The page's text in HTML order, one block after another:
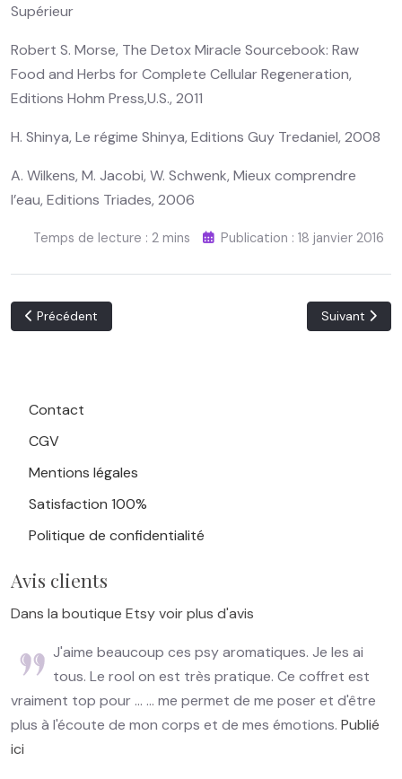
Supérieur
Robert S. Morse, The Detox Miracle Sourcebook: Raw
Food and Herbs for Complete Cellular Regeneration,
Editions Hohm Press,U.S., 2011
H. Shinya, Le régime Shinya, Editions Guy Tredaniel, 2008
A. Wilkens, M. Jacobi, W. Schwenk, Mieux comprendre
l’eau, Editions Triades, 2006
Temps de lecture : 2 mins Publication : 18 janvier 2016
Article précédent : Livraison
Précédent Article
Suivant
Contact
CGV
Mentions légales
Satisfaction 100%
Politique de confidentialité
Avis clients
Dans la boutique Etsy voir plus d'avis
J'aime beaucoup ces psy aromatiques. Je les ai
tous. Le rool on est très pratique. Ce coffret est
vraiment top pour ... ... me permet de me poser et d'être
plus à l'écoute de mon corps et de mes émotions. Publié
ici